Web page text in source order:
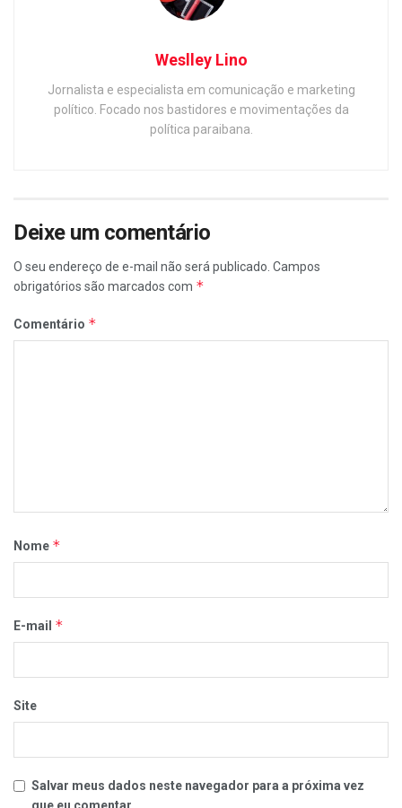
Weslley Lino
Jornalista e especialista em comunicação e marketing
político. Focado nos bastidores e movimentações da
política paraibana.
Deixe um comentário
O seu endereço de e-mail não será publicado. Campos
obrigatórios são marcados com *
Comentário *
Nome *
E-mail *
Site
Salvar meus dados neste navegador para a próxima vez